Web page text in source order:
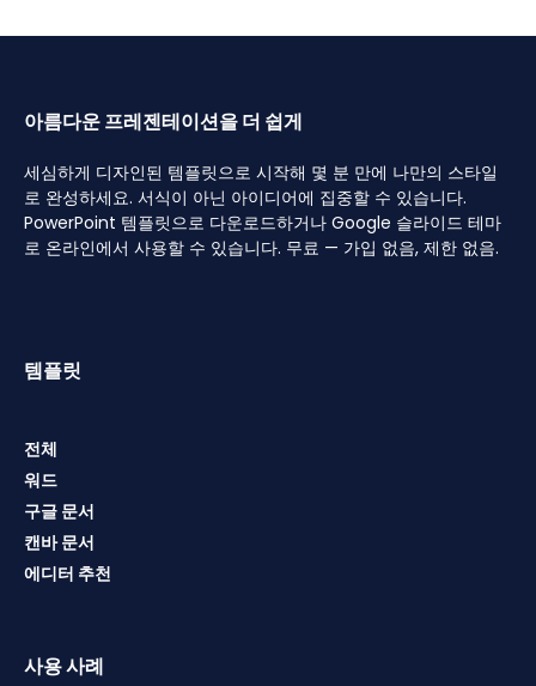
아름다운 프레젠테이션을 더 쉽게
세심하게 디자인된 템플릿으로 시작해 몇 분 만에 나만의 스타일
로 완성하세요. 서식이 아닌 아이디어에 집중할 수 있습니다.
PowerPoint 템플릿으로 다운로드하거나 Google 슬라이드 테마
로 온라인에서 사용할 수 있습니다. 무료 — 가입 없음, 제한 없음.
템플릿
전체
워드
구글 문서
캔바 문서
에디터 추천
사용 사례